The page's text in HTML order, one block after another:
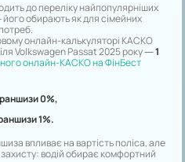
до переліку найпопулярніших
обирають як для сімейних
онлайн-калькуляторі КАСКО
Volkswagen Passat 2025 року —1
онлайн-КАСКО на ФінБест
0%,
1%.
впливає на вартість поліса, але
водій обирає комфортний